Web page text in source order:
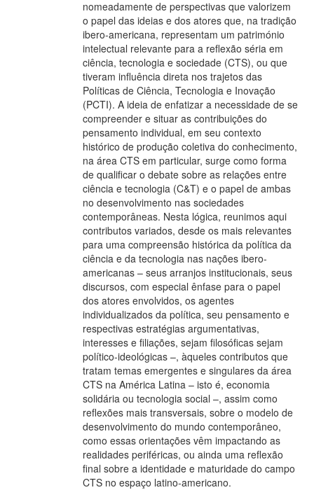
nomeadamente de perspectivas que valorizem
o papel das ideias e dos atores que, na tradição
ibero-americana, representam um património
intelectual relevante para a reflexão séria em
ciência, tecnologia e sociedade (CTS), ou que
tiveram influência direta nos trajetos das
Políticas de Ciência, Tecnologia e Inovação
(PCTI). A ideia de enfatizar a necessidade de se
compreender e situar as contribuições do
pensamento individual, em seu contexto
histórico de produção coletiva do conhecimento,
na área CTS em particular, surge como forma
de qualificar o debate sobre as relações entre
ciência e tecnologia (C&T) e o papel de ambas
no desenvolvimento nas sociedades
contemporâneas. Nesta lógica, reunimos aqui
contributos variados, desde os mais relevantes
para uma compreensão histórica da política da
ciência e da tecnologia nas nações ibero-
americanas – seus arranjos institucionais, seus
discursos, com especial ênfase para o papel
dos atores envolvidos, os agentes
individualizados da política, seu pensamento e
respectivas estratégias argumentativas,
interesses e filiações, sejam filosóficas sejam
político-ideológicas –, àqueles contributos que
tratam temas emergentes e singulares da área
CTS na América Latina – isto é, economia
solidária ou tecnologia social –, assim como
reflexões mais transversais, sobre o modelo de
desenvolvimento do mundo contemporâneo,
como essas orientações vêm impactando as
realidades periféricas, ou ainda uma reflexão
final sobre a identidade e maturidade do campo
CTS no espaço latino-americano.